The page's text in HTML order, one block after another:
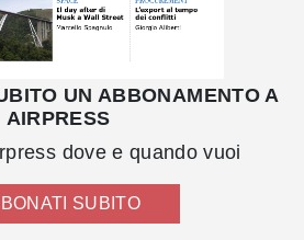
UN ABBONAMENTO A
AIRPRESS
dove e quando vuoi
SUBITO